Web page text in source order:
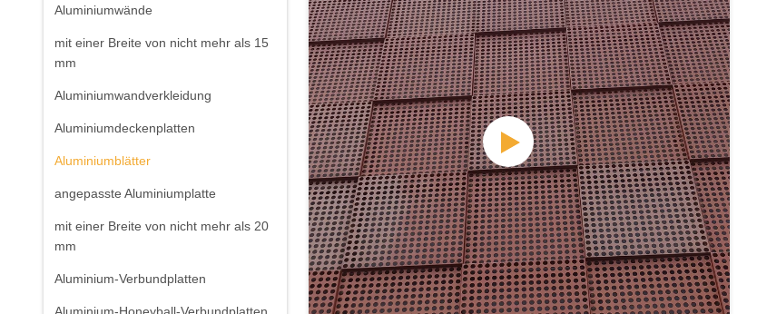
Aluminiumwände
mit einer Breite von nicht mehr als 15
mm
Aluminiumwandverkleidung
Aluminiumdeckenplatten
Aluminiumblätter
angepasste Aluminiumplatte
mit einer Breite von nicht mehr als 20
mm
Aluminium-Verbundplatten